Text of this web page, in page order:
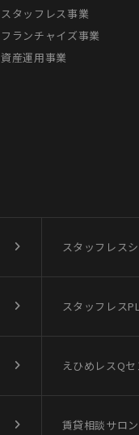
スタッフレス事業
フランチャイズ事業
資産運用事業
スタッフレス
スタッフレス
えひめレスQ
賃貸相談サロン